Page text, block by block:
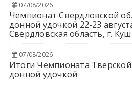
07/08/2026
Чемпионат Свердловской
донной удочкой 22-23
Свердловская область, г.
07/08/2026
Итоги Чемпионата
донной удочкой